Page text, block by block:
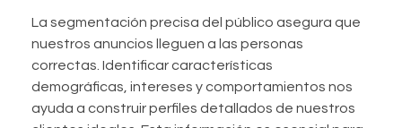
La segmentación precisa del público asegura que
nuestros anuncios lleguen a las personas
correctas. Identificar características
demográficas, intereses y comportamientos nos
ayuda a construir perfiles detallados de nuestros